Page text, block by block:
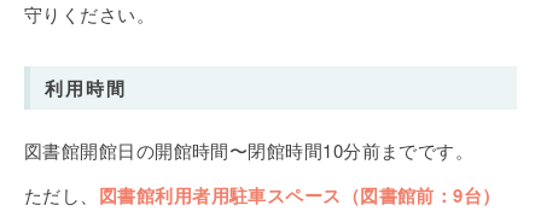
守りください。
利用時間
図書館開館日の開館時間〜閉館時間10分前までです。
ただし、 図書館利用者用駐車スペース（図書館前：9台）